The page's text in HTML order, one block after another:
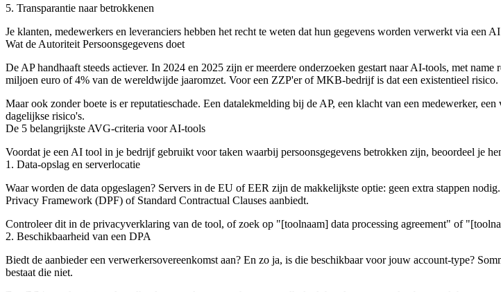
5. Transparantie naar betrokkenen
Je klanten, medewerkers en leveranciers hebben het recht te weten dat hun gegevens worden verwerkt via een
Wat de Autoriteit Persoonsgegevens doet
De AP handhaaft steeds actiever. In 2024 en 2025 zijn er meerdere onderzoeken gestart naar AI-tools, met
miljoen euro of 4% van de wereldwijde jaaromzet. Voor een ZZP'er of MKB-bedrijf is dat een existentieel risico.
Maar ook zonder boete is er reputatieschade. Een datalekmelding bij de AP, een klacht van een medewerker,
dagelijkse risico's.
De 5 belangrijkste AVG-criteria voor AI-tools
Voordat je een AI tool in je bedrijf gebruikt voor taken waarbij persoonsgegevens betrokken zijn, beoordeel je
1. Data-opslag en serverlocatie
Waar worden de data opgeslagen? Servers in de EU of EER zijn de makkelijkste optie: geen extra stappen
Privacy Framework (DPF) of Standard Contractual Clauses aanbiedt.
Controleer dit in de privacyverklaring van de tool, of zoek op "[toolnaam] data processing agreement" of
2. Beschikbaarheid van een DPA
Biedt de aanbieder een verwerkersovereenkomst aan? En zo ja, is die beschikbaar voor jouw account-type?
bestaat die niet.